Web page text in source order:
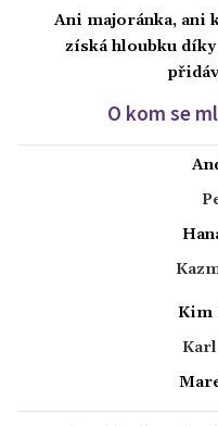
Ani majoránka, ani
získá hloubku
O kom se
Kim